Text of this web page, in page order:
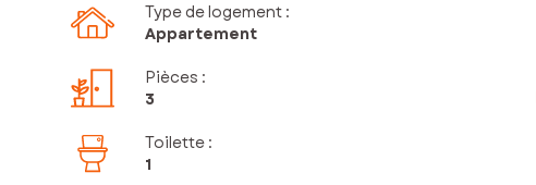
Type de logement :
Appartement
Pièces :
3
Toilette :
1